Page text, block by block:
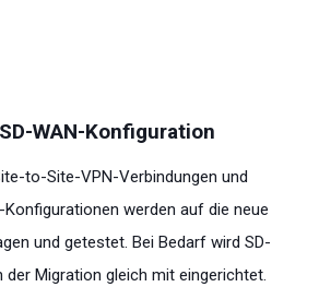
WAN-Konfiguration
to-Site-VPN-Verbindungen und
werden auf die neue
und getestet. Bei Bedarf wird SD-
der Migration gleich mit eingerichtet.